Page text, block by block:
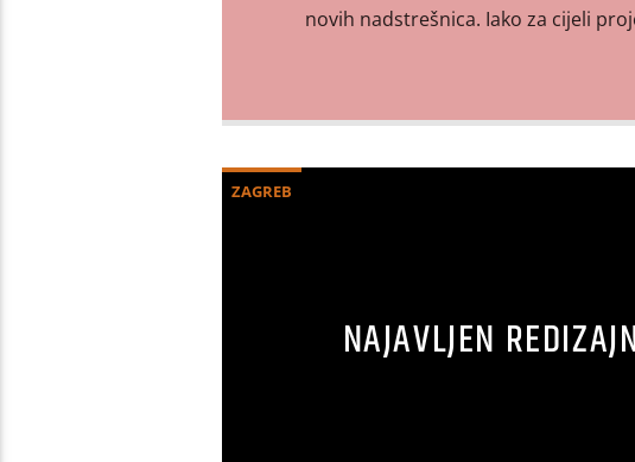
novih nadstrešnica. Iako za cijeli
ZAGREB
NAJAVLJEN